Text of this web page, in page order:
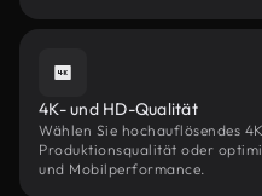
4K- und HD-Qualität
Wählen Sie hochauflösendes
Produktionsqualität oder
und Mobilperformance.